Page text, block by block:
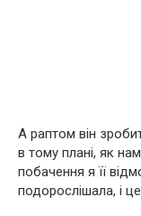
А раптом він
в тому плані, як
побачення я її
подорослішала, і